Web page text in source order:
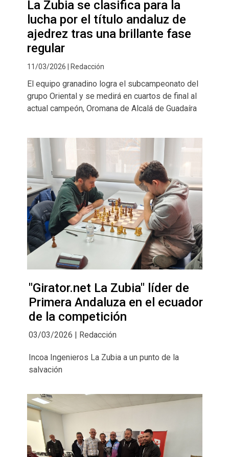
La Zubia se clasifica para la
lucha por el título andaluz de
ajedrez tras una brillante fase
regular
11/03/2026 | Redacción
El equipo granadino logra el subcampeonato del
grupo Oriental y se medirá en cuartos de final al
actual campeón, Oromana de Alcalá de Guadaíra
"Girator.net La Zubia" líder de
Primera Andaluza en el ecuador
de la competición
03/03/2026 | Redacción
Incoa Ingenieros La Zubia a un punto de la
salvación